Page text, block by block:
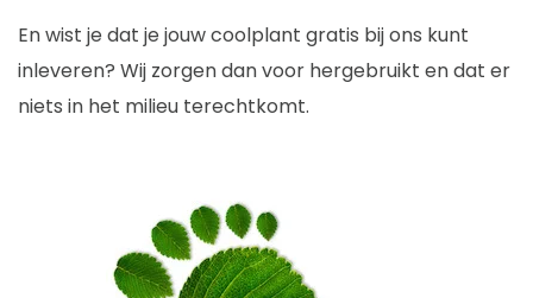
En wist je dat je jouw coolplant gratis bij ons kunt
inleveren? Wij zorgen dan voor hergebruikt en dat er
niets in het milieu terechtkomt.